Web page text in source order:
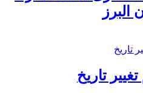
البرز
تاریخ